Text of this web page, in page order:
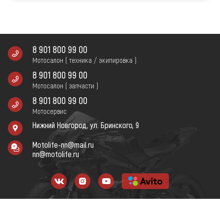
8 901 800 99 00
Мотосалон ( техника / экипировка )
8 901 800 99 00
Мотосалон ( запчасти )
8 901 800 99 00
Мотосервис
Нижний Новгород, ул. Бринского, 9
Motolife-nn@mail.ru
nn@motolife.ru